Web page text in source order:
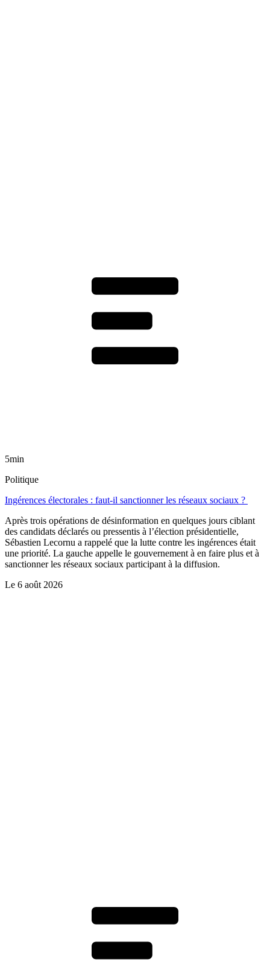
5min
Politique
Ingérences électorales : faut-il sanctionner les réseaux sociaux ?
Après trois opérations de désinformation en quelques jours ciblant
des candidats déclarés ou pressentis à l’élection présidentielle,
Sébastien Lecornu a rappelé que la lutte contre les ingérences était
une priorité. La gauche appelle le gouvernement à en faire plus et à
sanctionner les réseaux sociaux participant à la diffusion.
Le 6 août 2026